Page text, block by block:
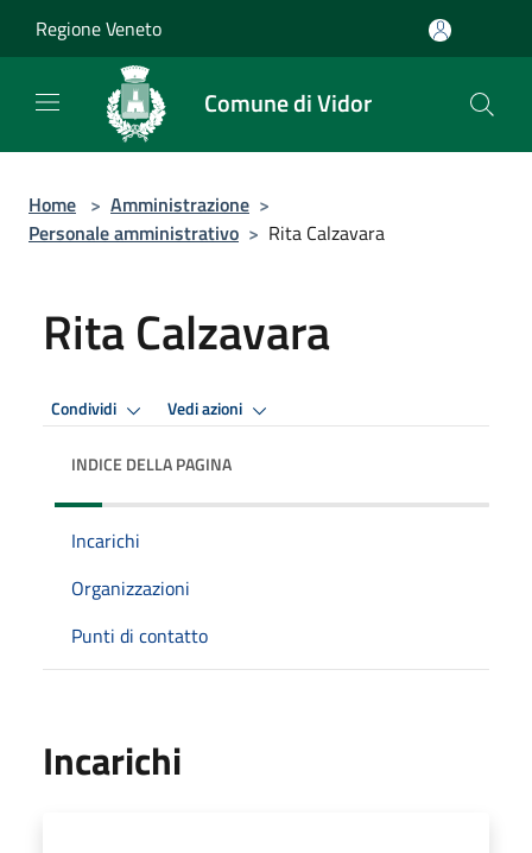
Regione Veneto
Comune di Vidor
Home > Amministrazione >
Personale amministrativo > Rita Calzavara
Rita Calzavara
Condividi Vedi azioni
INDICE DELLA PAGINA
Incarichi
Organizzazioni
Punti di contatto
Incarichi